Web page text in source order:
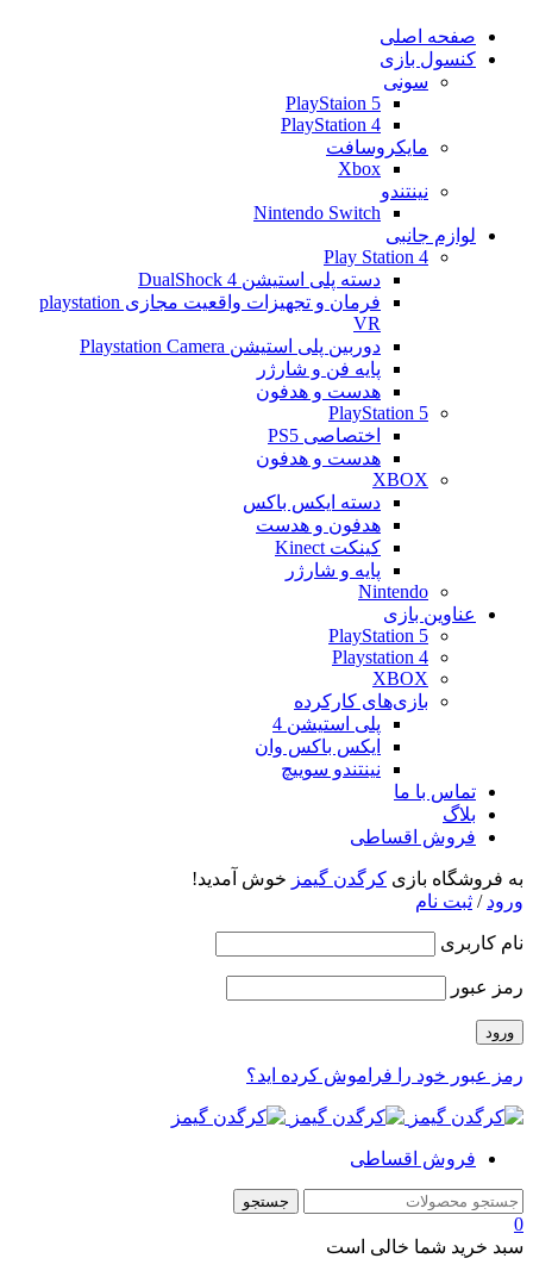
صفحه اصلی
کنسول بازی
سونی
PlayStaion 5
PlayStation 4
مایکروسافت
Xbox
نینتندو
Nintendo Switch
لوازم جانبی
Play Station 4
دسته پلی استیشن 4 DualShock
فرمان و تجهیزات واقعیت مجازی playstation
VR
دوربین پلی استیشن Playstation Camera
پایه فن و شارژر
هدست و هدفون
PlayStation 5
اختصاصی PS5
هدست و هدفون
XBOX
دسته ایکس باکس
هدفون و هدست
کینکت Kinect
پایه و شارژر
Nintendo
عناوین بازی
PlayStation 5
Playstation 4
XBOX
بازی‌های کارکرده
پلی استیشن 4
ایکس باکس وان
نینتندو سوییچ
تماس با ما
بلاگ
فروش اقساطی
به فروشگاه بازیکرگدن گیمزخوش آمدید!
ورود/ثبت نام
نام کاربری
رمز عبور
رمز عبور خود را فراموش کرده اید؟
فروش اقساطی
0
سبد خرید شما خالی است